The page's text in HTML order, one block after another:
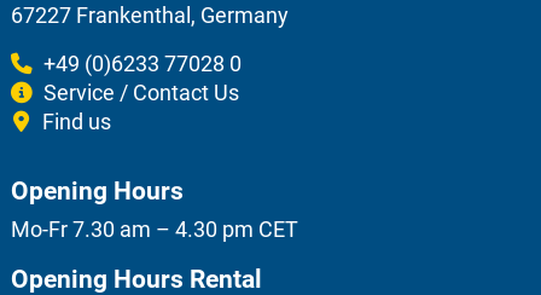
67227 Frankenthal, Germany
+49 (0)6233 77028 0
Service / Contact Us
Find us
Opening Hours
Mo-Fr 7.30 am – 4.30 pm CET
Opening Hours Rental